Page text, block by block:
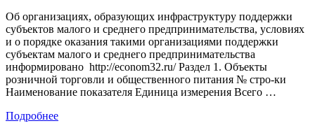
Об организациях, образующих инфраструктуру поддержки
субъектов малого и среднего предпринимательства, условиях
и о порядке оказания такими организациями поддержки
субъектам малого и среднего предпринимательства
информировано http://econom32.ru/ Раздел 1. Объекты
розничной торговли и общественного питания № стро-ки
Наименование показателя Единица измерения Всего …
Подробнее